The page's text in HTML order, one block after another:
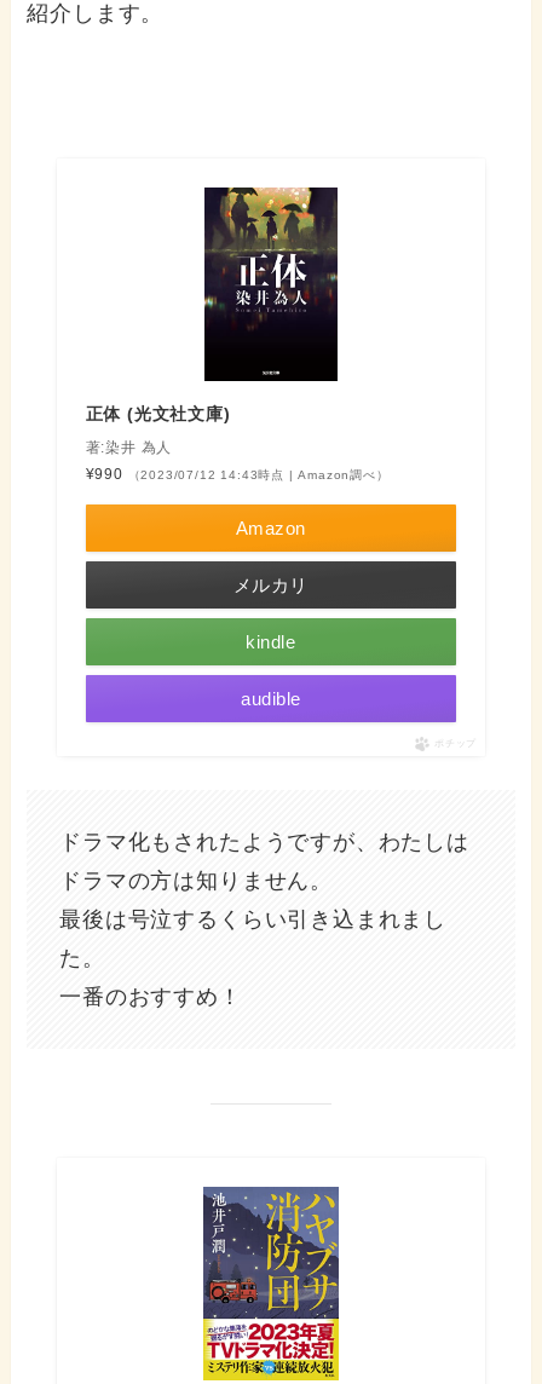
紹介します。
正体 (光文社文庫)
著:染井 為人
¥990
（2023/07/12 14:43時点 | Amazon調べ）
Amazon
メルカリ
kindle
audible
ポチップ
ドラマ化もされたようですが、わたしは
ドラマの方は知りません。
最後は号泣するくらい引き込まれまし
た。
一番のおすすめ！